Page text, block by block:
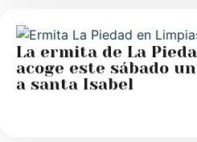
La ermita de La
acoge este sábado
a santa Isabel